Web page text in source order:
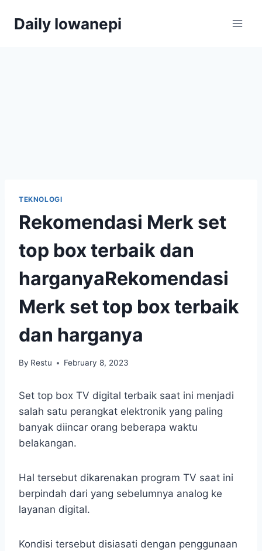
Daily Iowanepi
TEKNOLOGI
Rekomendasi Merk set
top box terbaik dan
harganyaRekomendasi
Merk set top box terbaik
dan harganya
By Restu February 8, 2023
Set top box TV digital terbaik saat ini menjadi
salah satu perangkat elektronik yang paling
banyak diincar orang beberapa waktu
belakangan.
Hal tersebut dikarenakan program TV saat ini
berpindah dari yang sebelumnya analog ke
layanan digital.
Kondisi tersebut disiasati dengan penggunaan